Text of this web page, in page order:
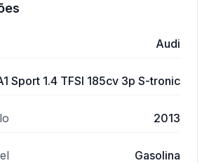
Audi
Sport 1.4 TFSI 185cv 3p S-tronic
2013
Gasolina